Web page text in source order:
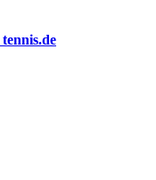
tennis.de